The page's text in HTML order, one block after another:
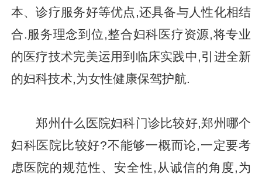
本、诊疗服务好等优点,还具备与人性化相结
合.服务理念到位,整合妇科医疗资源,将专业
的医疗技术完美运用到临床实践中,引进全新
的妇科技术,为女性健康保驾护航.
郑州什么医院妇科门诊比较好,郑州哪个
妇科医院比较好?不能够一概而论,一定要考
虑医院的规范性、安全性,从诚信的角度,为